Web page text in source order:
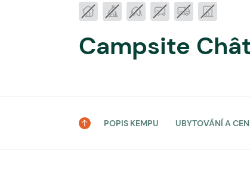
Campsite
POPIS KEMPU UBYTOVÁNÍ A